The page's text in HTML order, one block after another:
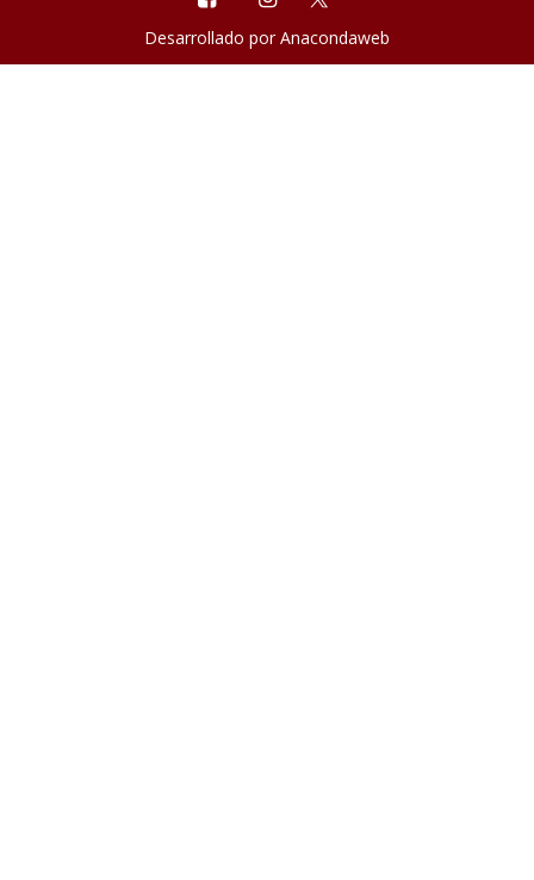
Desarrollado por Anacondaweb